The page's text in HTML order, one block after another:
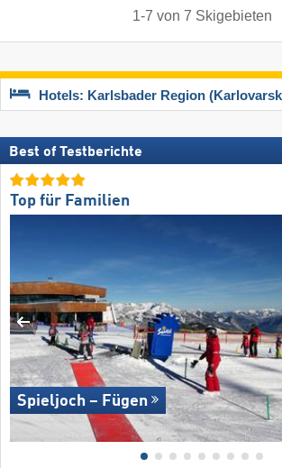
1-7 von 7 Skigebieten
Hotels: Karlsbader Region
Best of Testberichte
Top für Familien
Spieljoch – Fügen